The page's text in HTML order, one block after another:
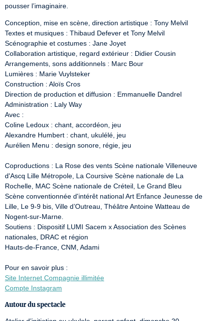
pousser l’imaginaire.
Conception, mise en scène, direction artistique : Tony Melvil
Textes et musiques : Thibaud Defever et Tony Melvil
Scénographie et costumes : Jane Joyet
Collaboration artistique, regard extérieur : Didier Cousin
Arrangements, sons additionnels : Marc Bour
Lumières : Marie Vuylsteker
Construction : Aloïs Cros
Direction de production et diffusion : Emmanuelle Dandrel
Administration : Laly Way
Avec :
Coline Ledoux : chant, accordéon, jeu
Alexandre Humbert : chant, ukulélé, jeu
Aurélien Menu : design sonore, régie, jeu
Coproductions : La Rose des vents Scène nationale Villeneuve
d'Ascq Lille Métropole, La Coursive Scène nationale de La
Rochelle, MAC Scène nationale de Créteil, Le Grand Bleu
Scène conventionnée d'intérêt national Art Enfance Jeunesse de
Lille, Le 9-9 bis, Ville d’Outreau, Théâtre Antoine Watteau de
Nogent-sur-Marne.
Soutiens : Dispositif LUMI Sacem x Association des Scènes
nationales, DRAC et région
Hauts-de-France, CNM, Adami
Site Internet Compagnie illimitée
Compte Instagram
Autour du spectacle